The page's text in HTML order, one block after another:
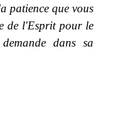
patience que vous
de l'Esprit pour le
dans sa